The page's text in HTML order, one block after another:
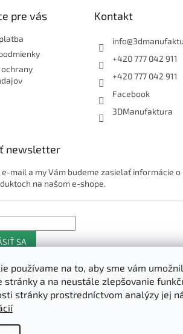
používame na to, aby sme vám
stránky a na neustále zlepšovanie
stránky prostredníctvom analýzy jej
pre vás
ochrany
Kontakt
info@
+420 777 042 911
+420 777 042 911
Facebook
3DManufaktura
newsletter
mail a my Vám budeme zasielať informácie o
na našom e-shope.
SA
Shoptet.sk